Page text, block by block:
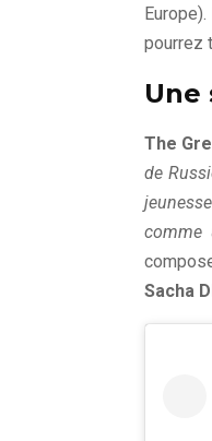
pourrez
Une
The
de
comme
Sacha